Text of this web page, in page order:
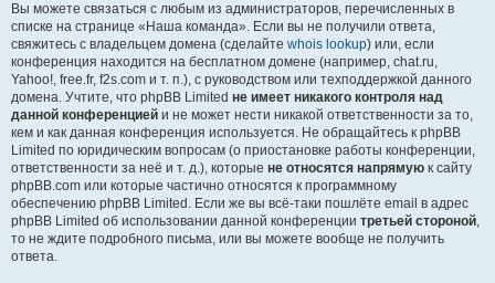
Вы можете связаться с любым из администраторов, перечисленных в
списке на странице «Наша команда». Если вы не получили ответа,
свяжитесь с владельцем домена (сделайте whois lookup) или, если
конференция находится на бесплатном домене (например, chat.ru,
Yahoo!, free.fr, f2s.com и т. п.), с руководством или техподдержкой данного
домена. Учтите, что phpBB Limited не имеет никакого контроля над
данной конференцией и не может нести никакой ответственности за то,
кем и как данная конференция используется. Не обращайтесь к phpBB
Limited по юридическим вопросам (о приостановке работы конференции,
ответственности за неё и т. д.), которые не относятся напрямую к сайту
phpBB.com или которые частично относятся к программному
обеспечению phpBB Limited. Если же вы всё-таки пошлёте email в адрес
phpBB Limited об использовании данной конференции третьей стороной,
то не ждите подробного письма, или вы можете вообще не получить
ответа.